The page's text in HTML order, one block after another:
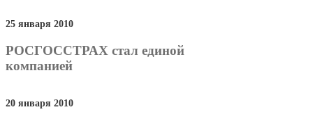
25 января 2010
РОСГОССТРАХ стал единой
компанией
20 января 2010